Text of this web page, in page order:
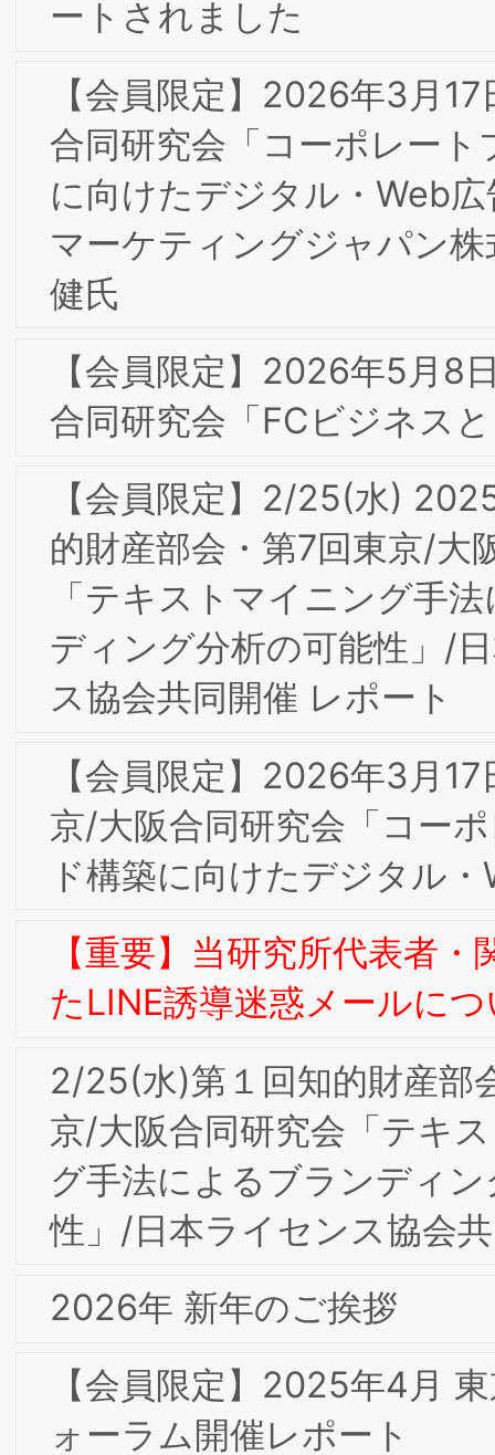
2/25(水)第１回知的財産部会・第7回東
グ手法によるブランディング分析の可能
性」/日本ライセンス協会共同開催
2026年 新年のご挨拶
【会員限定】2025年4月 東京第25回フ
ォーラム開催レポート
ォーラム開催レポート
【会員限定】12/3(水)2025年度第5回東
様のために』お客様に愛され、好まれる
スーパーコノミヤ」開催レポート
【会員限定】12/3(水)2025年度第5回東
京/大阪合同部会研究会「『すべてはお
様のために』お客様に愛され、好まれる
スーパーコノミヤ」
【会員限定】11/4(火)2025年度第4回東
京/大阪合同部会研究会「ブランドタグ
イン経営」ボナファイデコンサルティ
グ株式会社 代表取締役 杉本 眞一氏
BSMI会員
【会員限定】2025年度第3回BSMI大阪/
東京合同研究会＆第2回消費者部会研究
「ラグジュアリー･ブランドからみる意
【会員限定】2024年度第7回BSMI大阪/
東京合同研究会＆通算第4回インターナ
ルブランディング部会研究会「アンデル
セングループの企業理念に基づく ブラ
ンド戦略と人づくり」開催レポート
2025年 新年のご挨拶
東京合同研究会＆通算第3回インターナ
ルブランディング部会研究会「企業の成